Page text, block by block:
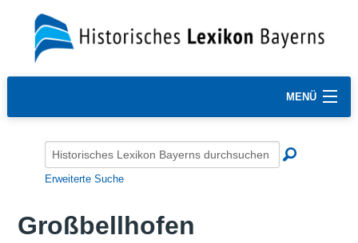
MENÜ
Erweiterte Suche
Großbellhofen